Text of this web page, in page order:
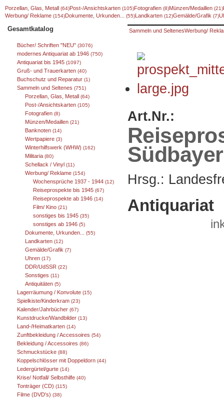
Porzellan, Glas, Metall (64)Post-/Ansichtskarten (105)Fotografien (8)Münzen/Medaillen (21)
Werbung/ Reklame (154)Dokumente, Urkunden... (55)Landkarten (12)Gemälde/Grafik (7)
Gesamtkatalog
Bücher/ Schriften "NEU" (3076)
modernes Antiquariat ab 1946 (750)
Antiquariat bis 1945 (1097)
Gruß- und Trauerkarten (40)
Buchschutz und Reparatur (1)
Sammeln und Seltenes (751)
Porzellan, Glas, Metall (64)
Post-/Ansichtskarten (105)
Fotografien (8)
Münzen/Medaillen (21)
Banknoten (14)
Wertpapiere (3)
Winterhilfswerk (WHW) (162)
Militaria (80)
Schellack / Vinyl (11)
Werbung/ Reklame (154)
Wochensprüche 1937 - 1944 (12)
Reiseprospekte bis 1945 (67)
Reiseprospekte ab 1946 (14)
Film/ Kino (21)
sonstiges bis 1945 (35)
sonstiges ab 1946 (5)
Dokumente, Urkunden... (55)
Landkarten (12)
Gemälde/Grafik (7)
Uhren (17)
DDR/UdSSR (22)
Sonstiges (11)
Antiquitäten (5)
Lagerräumung / Konvolute (15)
Spielkiste/Kinderkram (23)
Kalender/Jahrbücher (67)
Kunstdrucke/Wandbilder (13)
Land-/Heimatkarten (14)
Zunftbekleidung / Accessoires (54)
Bekleidung / Accessoires (86)
Schmuckstücke (88)
Koppelschlösser mit Doppeldorn (44)
Ledergürtel/gurte (14)
Krise/ Notfall/ Selbsthilfe (40)
Tonträger (CD) (115)
Filme (DVD's) (38)
Sammeln und SeltenesWerbung/
Art.Nr.:
Hrsg.:
Antiquariat